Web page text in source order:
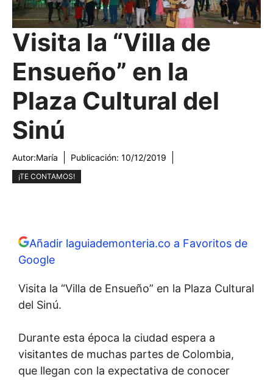
Visita la “Villa de
Ensueño” en la
Plaza Cultural del
Sinú
Autor:María Publicación: 10/12/2019
¡TE CONTAMOS!
Añadir laguiademonteria.co a Favoritos de
Google
Visita la “Villa de Ensueño” en la Plaza Cultural
del Sinú.
Durante esta época la ciudad espera a
visitantes de muchas partes de Colombia,
que llegan con la expectativa de conocer